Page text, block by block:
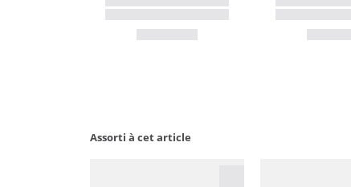
Assorti à cet article